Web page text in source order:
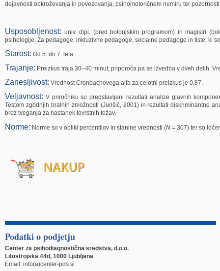
dejavnosti obkroževanja in povezovanja, psihomotoričnem nemiru ter
Usposobljenost: univ. dipl. (pred bolonjskim programom) in magistri
psihologije. Za pedagoge, inkluzivne pedagoge, socialne pedagoge in tiste, ki
Starost: Od 5. do 7. leta.
Trajanje: Preizkus traja 30–40 minut; priporoča pa se izvedba v dveh delih.
Zanesljivost: Vrednost Cronbachovega alfa za celotni preizkus je 0,87.
Veljavnost: V priročniku so predstavljeni rezultati analize glavnih
Testom zgodnjih bralnih zmožnosti (Jurišič, 2001) in rezultati diskriminantne
brez tveganja za nastanek tovrstnih težav.
Norme: Norme so v obliki percentilov in stanine vrednosti (N = 307) ter so
Podatki o podjetju
Center za psihodiagnostična sredstva, d.o.o.
Litostrojska 44d, 1000 Ljubljana
Email: info(a)center-pds.si